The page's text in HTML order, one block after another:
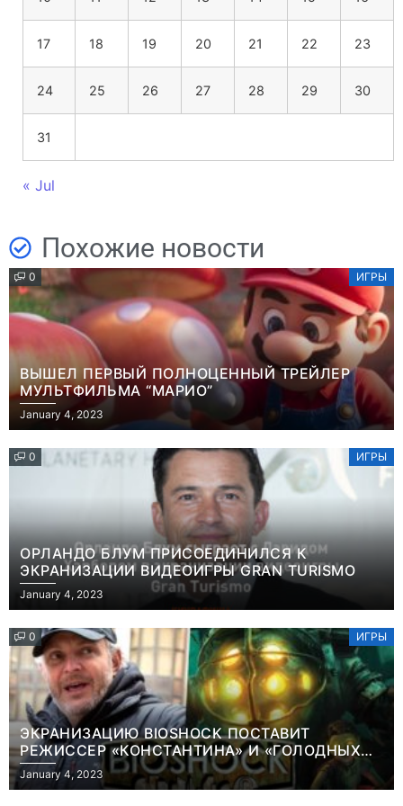
17 18 19 20 21 22 23
24 25 26 27 28 29 30
31
« Jul
Похожие новости
0 ИГРЫ
ВЫШЕЛ ПЕРВЫЙ ПОЛНОЦЕННЫЙ ТРЕЙЛЕР
МУЛЬТФИЛЬМА “МАРИО”
January 4, 2023
0 ИГРЫ
ОРЛАНДО БЛУМ ПРИСОЕДИНИЛСЯ К
ЭКРАНИЗАЦИИ ВИДЕОИГРЫ GRAN TURISMO
January 4, 2023
0 ИГРЫ
ЭКРАНИЗАЦИЮ BIOSHOCK ПОСТАВИТ
РЕЖИССЕР «КОНСТАНТИНА» И «ГОЛОДНЫХ
ИГР»
January 4, 2023